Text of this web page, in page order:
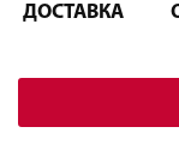
ДОСТАВКА